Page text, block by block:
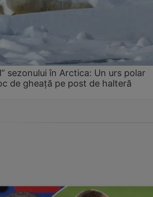
sezonului în Arctica: Un urs polar
de gheață pe post de halteră